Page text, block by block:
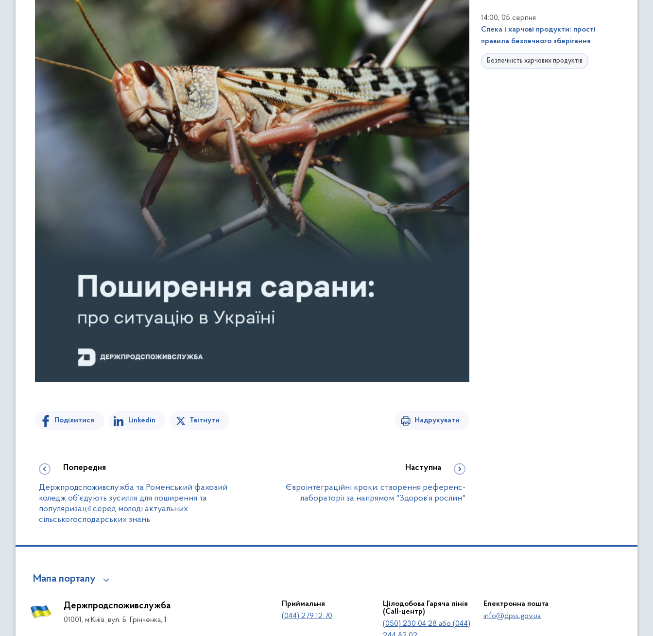
Поділитися Linkedin Твітнути Надрукувати
Попередня
Держпродспоживслужба та Роменський фаховий
коледж об’єдують зусилля для поширення та
популяризації серед молоді актуальних
сільськогосподарських знань
Наступна
Євроінтеграційні кроки: створення референс-
лабораторії за напрямом "Здоров’я рослин"
14:00, 05 серпня
Спека і харчові продукти: прості
правила безпечного зберігання
Безпечність харчових продуктів
Мапа порталу
Держпродспоживслужба
01001, м.Київ, вул. Б. Грінченка, 1
Приймальня
(044) 279 12 70
Цілодобова Гаряча лінія
(Call-центр)
(050) 230 04 28 або (044)
Електронна пошта
info@dpss.gov.ua